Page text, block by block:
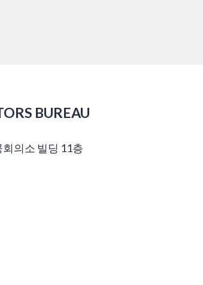
BUREAU
의소 빌딩 11층